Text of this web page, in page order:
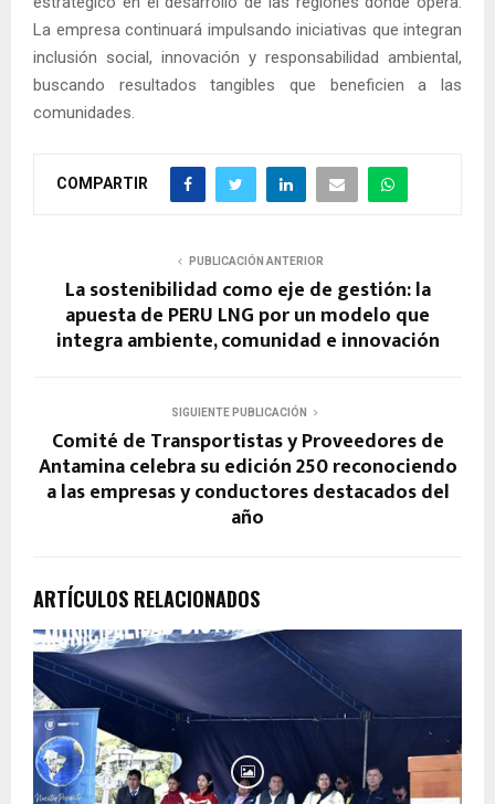
La empresa continuará impulsando iniciativas que integran
inclusión social, innovación y responsabilidad ambiental,
buscando resultados tangibles que beneficien a las
comunidades.
COMPARTIR
PUBLICACIÓN ANTERIOR
La sostenibilidad como eje de gestión: la
apuesta de PERU LNG por un modelo que
integra ambiente, comunidad e innovación
SIGUIENTE PUBLICACIÓN
Comité de Transportistas y Proveedores de
Antamina celebra su edición 250 reconociendo
a las empresas y conductores destacados del
año
ARTÍCULOS RELACIONADOS